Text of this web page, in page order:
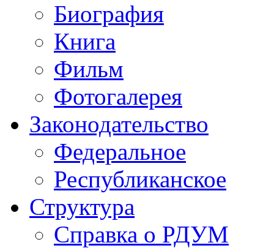
Биография
Книга
Фильм
Фотогалерея
Законодательство
Федеральное
Республиканское
Структура
Справка о РДУМ